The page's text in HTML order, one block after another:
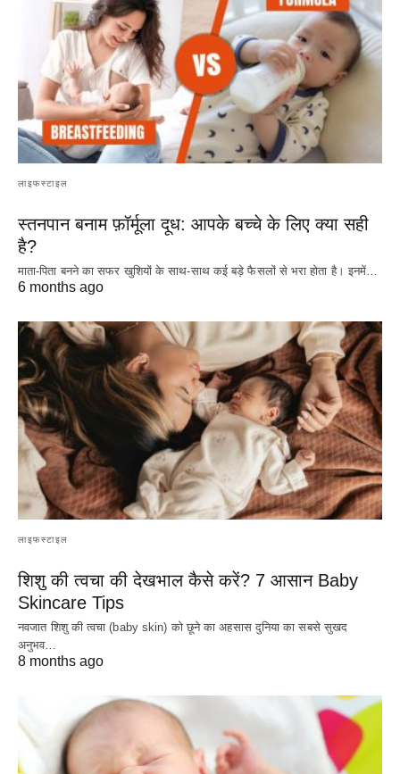
लाइफस्टाइल
स्तनपान बनाम फ़ॉर्मूला दूध: आपके बच्चे के लिए क्या सही
है?
माता-पिता बनने का सफर खुशियों के साथ-साथ कई बड़े फैसलों से भरा होता है। इनमें…
6 months ago
लाइफस्टाइल
शिशु की त्वचा की देखभाल कैसे करें? 7 आसान Baby
Skincare Tips
नवजात शिशु की त्वचा (baby skin) को छूने का अहसास दुनिया का सबसे सुखद
अनुभव…
8 months ago